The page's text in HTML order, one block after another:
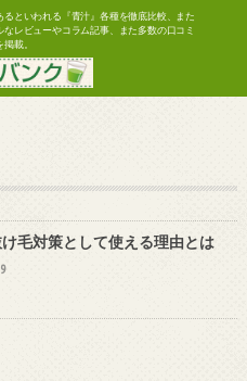
といわれる『青汁』各種を徹底比較、また
レビューやコラム記事、また多数の口コミ
載。
毛対策として使える理由とは